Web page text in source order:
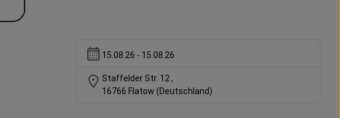
15.08.26 - 15.08.26
Staffelder Str. 12 ,
16766 Flatow (Deutschland)